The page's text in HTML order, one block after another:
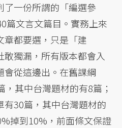
了一份所謂的「編選參
篇文言文篇目。實務上來
章都要選，只是「建
獨漏，所有版本都會入
從這邊出。在舊課綱
其中台灣題材的有8篇；
30篇，其中台灣題材的
掉到10%，前面條文保證